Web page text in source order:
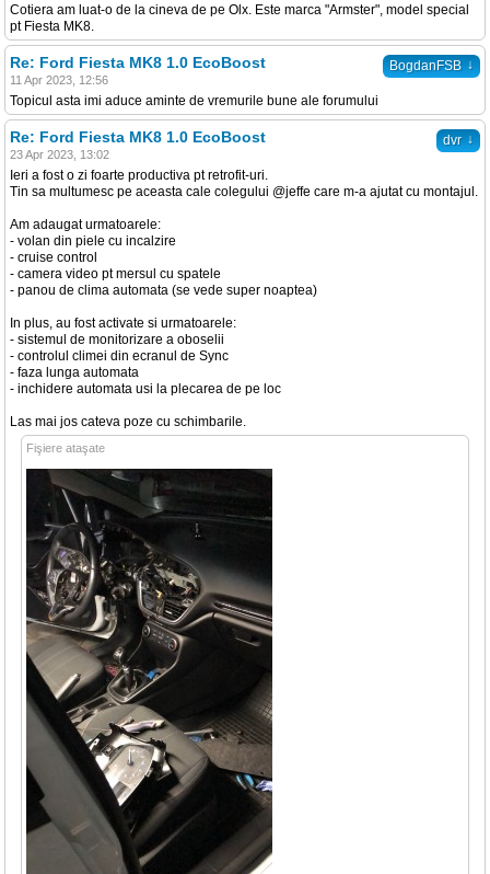
Cotiera am luat-o de la cineva de pe Olx. Este marca "Armster", model special
pt Fiesta MK8.
BogdanFSB ↓
Re: Ford Fiesta MK8 1.0 EcoBoost
11 Apr 2023, 12:56
Topicul asta imi aduce aminte de vremurile bune ale forumului
dvr ↓
Re: Ford Fiesta MK8 1.0 EcoBoost
23 Apr 2023, 13:02
Ieri a fost o zi foarte productiva pt retrofit-uri.
Tin sa multumesc pe aceasta cale colegului @jeffe care m-a ajutat cu montajul.
Am adaugat urmatoarele:
- volan din piele cu incalzire
- cruise control
- camera video pt mersul cu spatele
- panou de clima automata (se vede super noaptea)
In plus, au fost activate si urmatoarele:
- sistemul de monitorizare a oboselii
- controlul climei din ecranul de Sync
- faza lunga automata
- inchidere automata usi la plecarea de pe loc
Las mai jos cateva poze cu schimbarile.
Fişiere ataşate